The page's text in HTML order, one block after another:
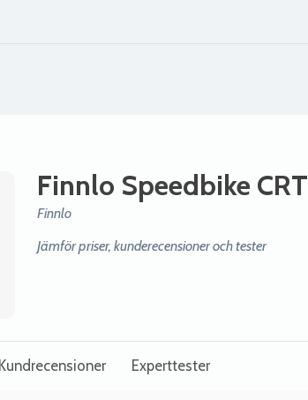
Finnlo Speedbike CRT
Finnlo
Jämför priser, kunderecensioner och tester
Kundrecensioner Experttester